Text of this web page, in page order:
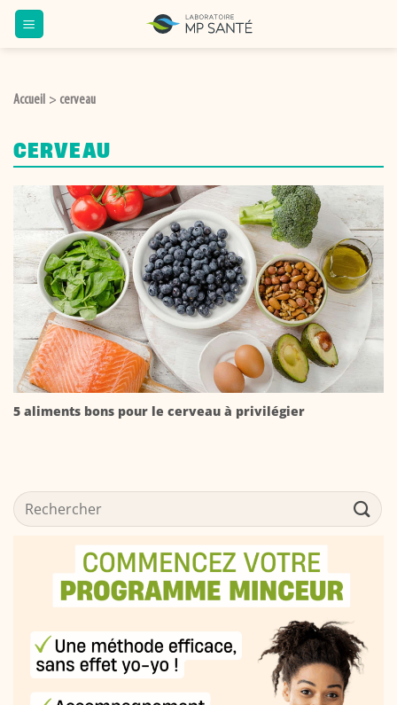
Passer
au
Accueil > cerveau
CERVEAU
5 aliments bons pour le cerveau à privilégier